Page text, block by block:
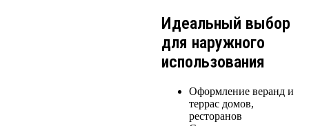
Идеальный выбор
для наружного
использования
Оформление веранд и
террас домов,
ресторанов